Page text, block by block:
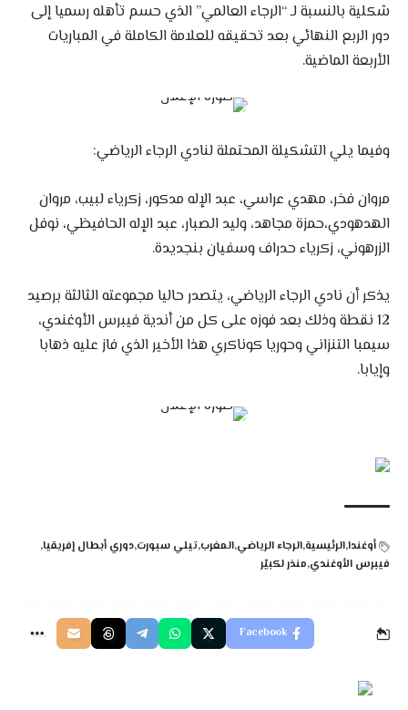
شكلية بالنسبة لـ “الرجاء العالمي” الذي حسم تأهله رسميا إلى
دور الربع النهائي بعد تحقيقه للعلامة الكاملة في المباريات
الأربعة الماضية.
وفيما يلي التشكيلة المحتملة لنادي الرجاء الرياضي:
مروان فخر، مهدي عراسي، عبد الإله مدكور، زكرياء لبيب، مروان
الهدهودي،حمزة مجاهد، وليد الصبار، عبد الإله الحافيظي، نوفل
الزرهوني، زكرياء حدراف وسفيان بنجديدة.
يذكر أن نادي الرجاء الرياضي، يتصدر حاليا مجموعته الثالثة برصيد
12 نقطة وذلك بعد فوزه على كل من أندية فيبرس الأوغندي،
سيمبا التنزاني وحوريا كوناكري هذا الأخير الذي فاز عليه ذهابا
وإيابا.
أوغنداالرئيسيةالرجاء الرياضيالمغربتيلي سبورتدوري أبطال إفريقيا
فيبرس الأوغندي منذر لكبيّر
Facebook